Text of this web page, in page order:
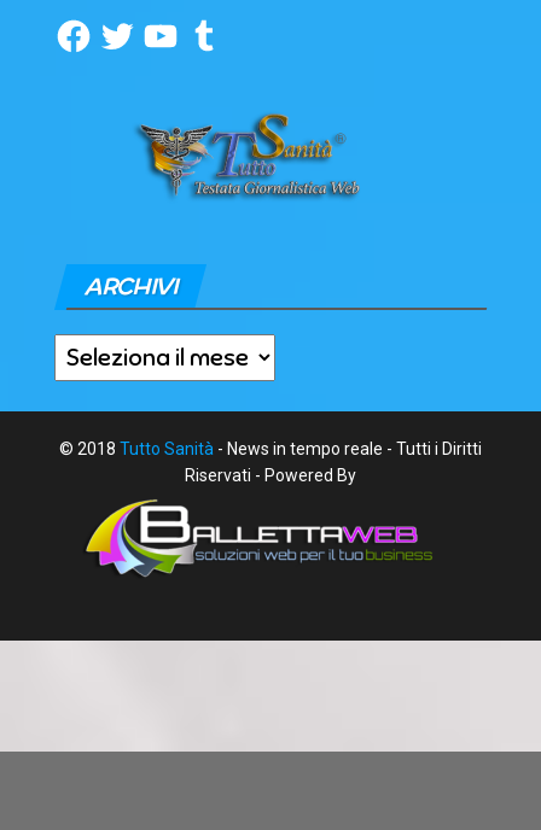
Facebook
TwitterYouTubeTumblr
ARCHIVI
Archivi
© 2018 Tutto Sanità - News in tempo reale - Tutti i Diritti
Riservati - Powered By